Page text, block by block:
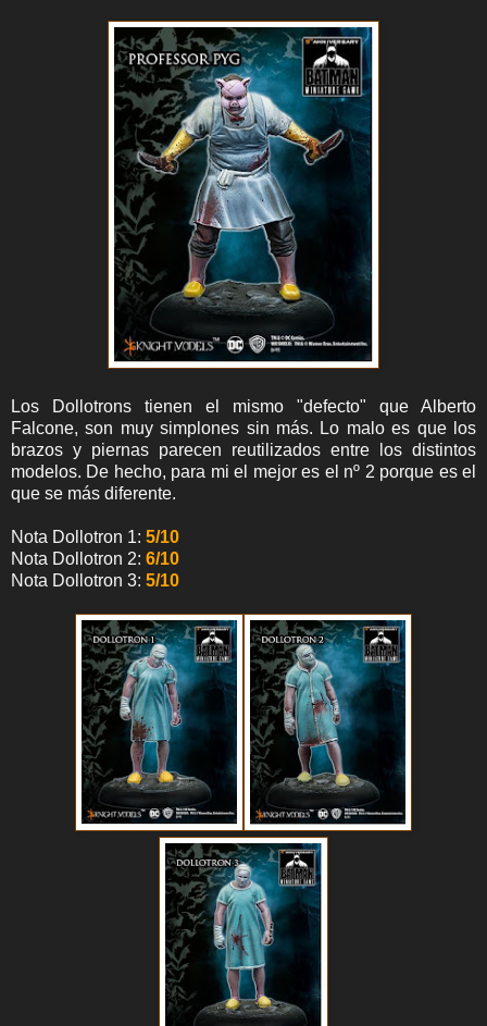
Los Dollotrons tienen el mismo "defecto" que Alberto
Falcone, son muy simplones sin más. Lo malo es que los
brazos y piernas parecen reutilizados entre los distintos
modelos. De hecho, para mi el mejor es el nº 2 porque es el
que se más diferente.
Nota Dollotron 1: 5/10
Nota Dollotron 2: 6/10
Nota Dollotron 3: 5/10